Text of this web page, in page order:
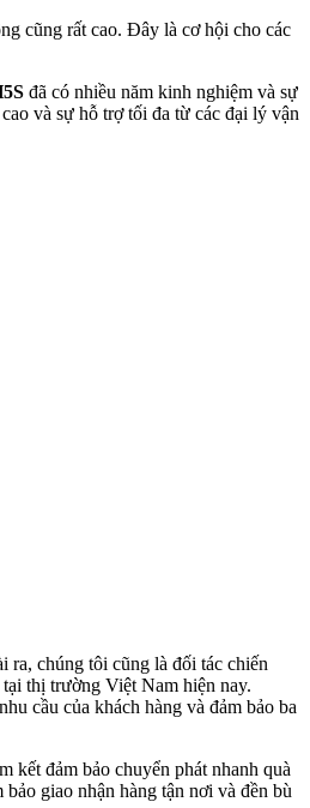
cũng rất cao. Đây là cơ hội cho các
đã có nhiều năm kinh nghiệm và sự
và sự hỗ trợ tối đa từ các đại lý vận
ra, chúng tôi cũng là đối tác chiến
thị trường Việt Nam hiện nay.
cầu của khách hàng và đảm bảo ba
kết đảm bảo chuyển phát nhanh quà
giao nhận hàng tận nơi và đền bù